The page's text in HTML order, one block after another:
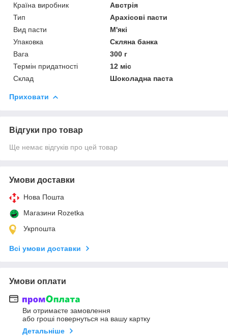
Країна виробник
Австрія
Тип
Арахісові пасти
Вид пасти
М'які
Упаковка
Скляна банка
Вага
300 г
Термін придатності
12 міс
Склад
Шоколадна паста
Приховати
Відгуки про товар
Ще немає відгуків про цей товар
Умови доставки
Нова Пошта
Магазини Rozetka
Укрпошта
Всі умови доставки
Умови оплати
Ви отримаєте замовлення
або гроші повернуться на вашу картку
Детальніше